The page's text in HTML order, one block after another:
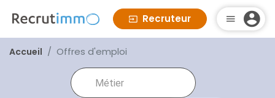
Recruteur
Accueil Offres d'emploi